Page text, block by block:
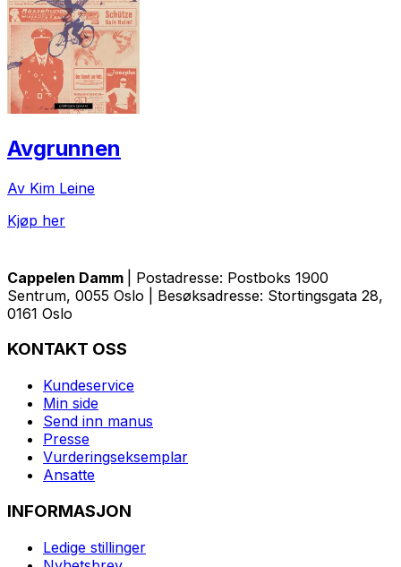
Avgrunnen
Av Kim Leine
Kjøp her
Cappelen Damm
| Postadresse: Postboks 1900
Sentrum, 0055 Oslo | Besøksadresse: Stortingsgata 28,
0161 Oslo
KONTAKT OSS
Kundeservice
Min side
Send inn manus
Presse
Vurderingseksemplar
Ansatte
INFORMASJON
Ledige stillinger